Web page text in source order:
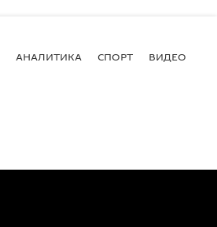
АНАЛИТИКА СПОРТ ВИДЕО